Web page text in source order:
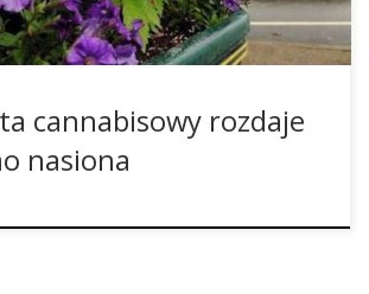
cannabisowy rozdaje
nasiona